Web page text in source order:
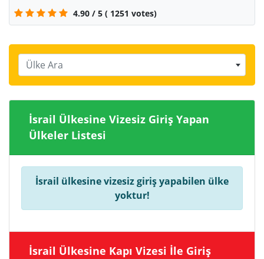
4.90 / 5 ( 1251 votes)
Ülke Ara
İsrail Ülkesine Vizesiz Giriş Yapan
Ülkeler Listesi
İsrail ülkesine vizesiz giriş yapabilen ülke
yoktur!
İsrail Ülkesine Kapı Vizesi İle Giriş